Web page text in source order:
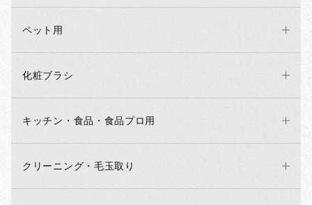
ペット用
化粧ブラシ
キッチン・食品・食品プロ用
クリーニング・毛玉取り